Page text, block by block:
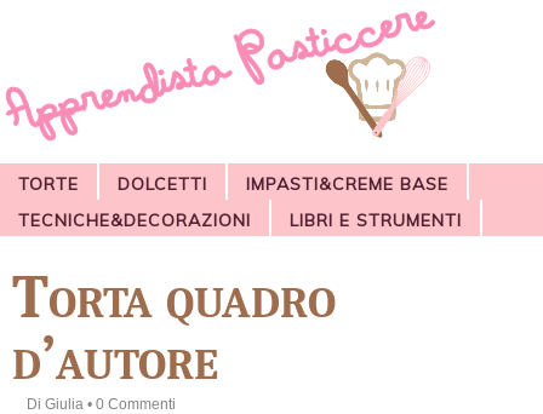
TORTE DOLCETTI
IMPASTI&CREME BASE
TECNICHE&DECORAZIONI
LIBRI E STRUMENTI
Torta quadro
d’autore
Di Giulia • 0 Commenti